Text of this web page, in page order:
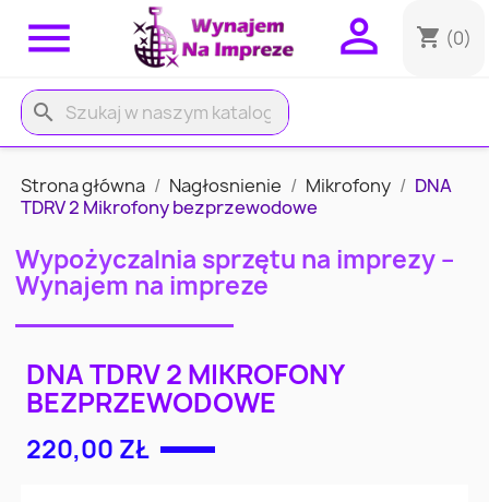
 shopping_cart (0)

search
Strona główna Nagłosnienie Mikrofony
DNA
TDRV 2 Mikrofony bezprzewodowe
Wypożyczalnia sprzętu na imprezy –
Wynajem na impreze
DNA TDRV 2 MIKROFONY
BEZPRZEWODOWE
220,00 ZŁ